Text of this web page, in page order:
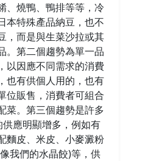
、燒鴨、鴨排等等，冷
本特殊產品納豆，也不
，而是與生菜沙拉或其
。第二個趨勢為單一品
以因應不同需求的消費
也有供個人用的，也有
位販售，消費者可組合
菜。第三個趨勢是許多
應明顯增多，例如有
麵皮、米皮、小麥澱粉
我們的水晶餃)等，供